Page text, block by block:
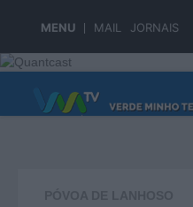
MENU MAIL JORNAIS
Skip to content